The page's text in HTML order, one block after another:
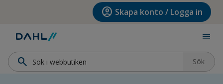
Hoppa till huvudinnehållet account_circle Skapa konto / Logga in
menu
search Sök